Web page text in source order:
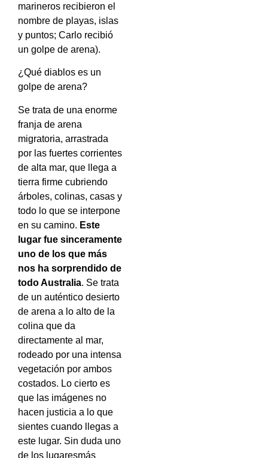
marineros recibieron el
nombre de playas, islas
y puntos; Carlo recibió
un golpe de arena).
¿Qué diablos es un
golpe de arena?
Se trata de una enorme
franja de arena
migratoria, arrastrada
por las fuertes corrientes
de alta mar, que llega a
tierra firme cubriendo
árboles, colinas, casas y
todo lo que se interpone
en su camino. Este
lugar fue sinceramente
uno de los que más
nos ha sorprendido de
todo Australia. Se trata
de un auténtico desierto
de arena a lo alto de la
colina que da
directamente al mar,
rodeado por una intensa
vegetación por ambos
costados. Lo cierto es
que las imágenes no
hacen justicia a lo que
sientes cuando llegas a
este lugar. Sin duda uno
de los lugaresmás